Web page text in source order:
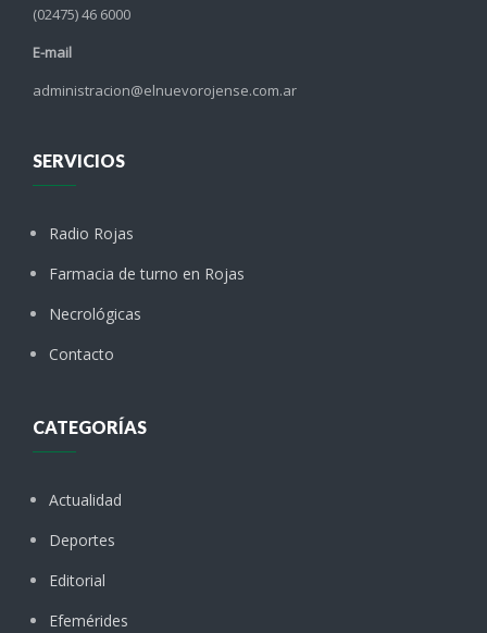
(02475) 46 6000
E-mail
administracion@elnuevorojense.com.ar
SERVICIOS
Radio Rojas
Farmacia de turno en Rojas
Necrológicas
Contacto
CATEGORÍAS
Actualidad
Deportes
Editorial
Efemérides